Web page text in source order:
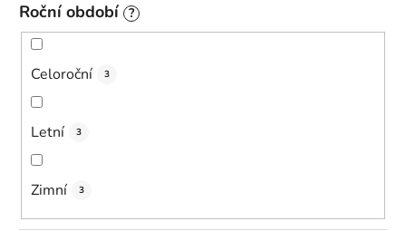
Roční období ?
Celoroční 3
Letní 3
Zimní 3